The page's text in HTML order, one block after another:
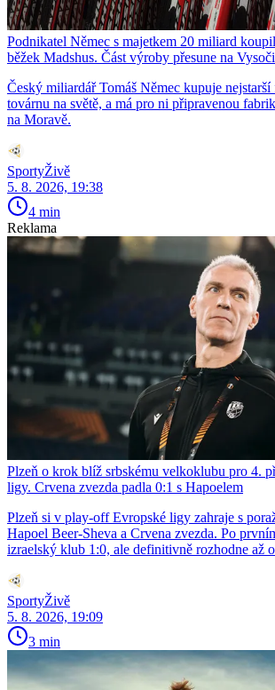
Podnikatel Němec s majetkem 20 miliard
běžek Madshus. Část výroby přesune na
Český miliardář Tomáš Němec kupuje
továrnu na světě, a má pro ni připravenou
na Moravě.
SportyŽivě
5. 8. 2026, 19:38
4 min
Reklama
Plzeň o krok blíž srbskému velkoklubu pro 4.
ligy. Crvena zvezda padla 0:1 s Hapoelem
Plzeň si v play-off Evropské ligy zahraje s
Hapoel Beer-Sheva a Crvena zvezda. Po
izraelský klub 1:0, ale definitivně rozhodne až
SportyŽivě
5. 8. 2026, 19:09
3 min